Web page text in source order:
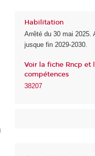
Habilitation
Arrêté du 30 mai 2025.
jusque fin 2029-2030.
Voir la fiche Rncp et
compétences
38207